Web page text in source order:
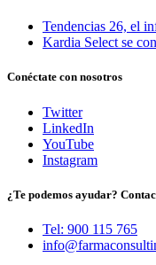
Tendencias 26, el
Kardia Select se
Conéctate con nosotros
Twitter
LinkedIn
YouTube
Instagram
¿Te podemos ayudar?
Tel: 900 115 765